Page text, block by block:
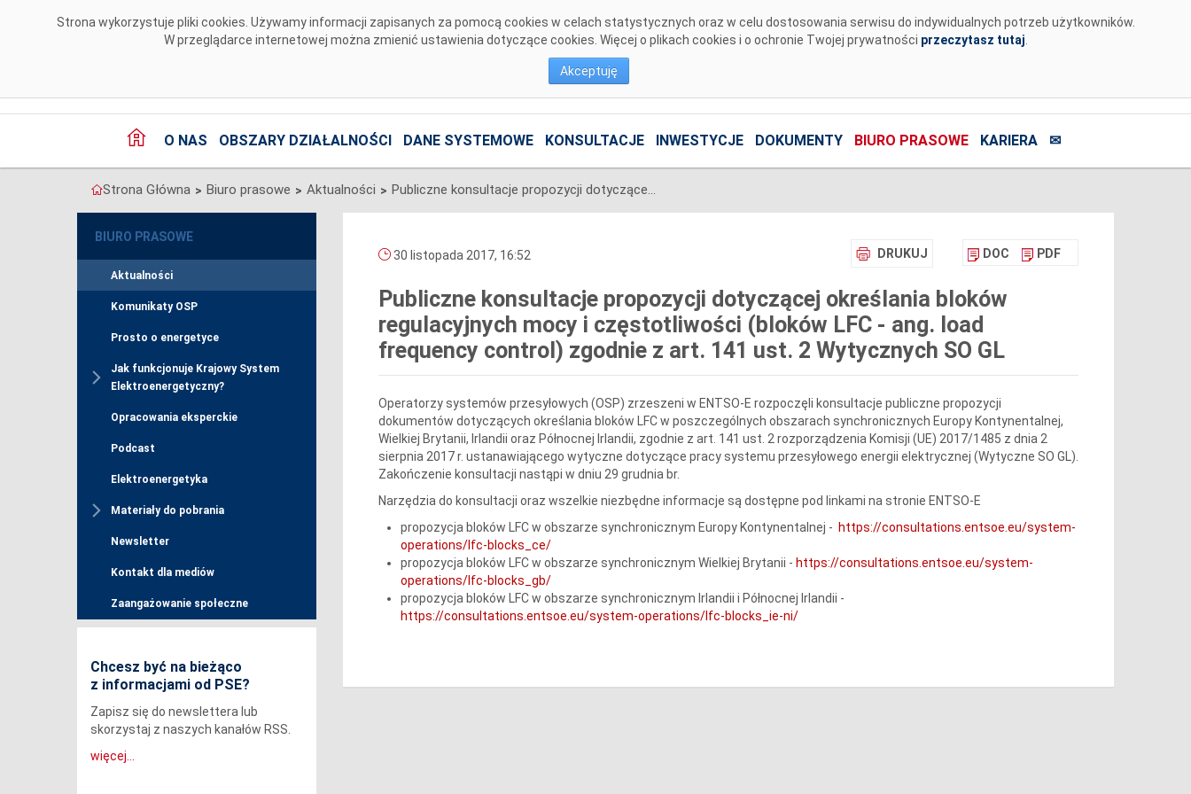
Strona wykorzystuje pliki cookies. Używamy informacji zapisanych za pomocą cookies w celach statystycznych oraz w celu dostosowania serwisu do indywidualnych potrzeb użytkowników.
W przeglądarce internetowej można zmienić ustawienia dotyczące cookies. Więcej o plikach cookies i o ochronie Twojej prywatności przeczytasz tutaj
Akceptuję
O NAS OBSZARY DZIAŁALNOŚCI DANE SYSTEMOWE KONSULTACJE INWESTYCJE DOKUMENTY BIURO PRASOWE KARIERA ✉
Strona Główna > Biuro prasowe > Aktualności > Publiczne konsultacje propozycji dotyczącej określania bloków regulacyjnych mocy i częstotliwości (bloków LFC - ang. load frequency control) zgodnie z art. 141 ust. 2 Wytycznych SO GL
BIURO PRASOWE
Aktualności
Komunikaty OSP
Prosto o energetyce
Jak funkcjonuje Krajowy System
Elektroenergetyczny?
Opracowania eksperckie
Podcast
Elektroenergetyka
Materiały do pobrania
Newsletter
Kontakt dla mediów
Zaangażowanie społeczne
Chcesz być na bieżąco
z informacjami od PSE?
Zapisz się do newslettera lub
skorzystaj z naszych kanałów RSS.
więcej...
DRUKUJ DOC PDF
30 listopada 2017, 16:52
Publiczne konsultacje propozycji dotyczącej określania bloków
regulacyjnych mocy i częstotliwości (bloków LFC - ang. load
frequency control) zgodnie z art. 141 ust. 2 Wytycznych SO GL
Operatorzy systemów przesyłowych (OSP) zrzeszeni w ENTSO-E rozpoczęli konsultacje publiczne propozycji
dokumentów dotyczących określania bloków LFC w poszczególnych obszarach synchronicznych Europy Kontynentalnej,
Wielkiej Brytanii, Irlandii oraz Północnej Irlandii, zgodnie z art. 141 ust. 2 rozporządzenia Komisji (UE) 2017/1485 z dnia 2
sierpnia 2017 r. ustanawiającego wytyczne dotyczące pracy systemu przesyłowego energii elektrycznej (Wytyczne SO GL).
Zakończenie konsultacji nastąpi w dniu 29 grudnia br.
Narzędzia do konsultacji oraz wszelkie niezbędne informacje są dostępne pod linkami na stronie ENTSO-E
propozycja bloków LFC w obszarze synchronicznym Europy Kontynentalnej - https://consultations.entsoe.eu/system-
operations/lfc-blocks_ce/
propozycja bloków LFC w obszarze synchronicznym Wielkiej Brytanii - https://consultations.entsoe.eu/system-
operations/lfc-blocks_gb/
propozycja bloków LFC w obszarze synchronicznym Irlandii i Północnej Irlandii -
https://consultations.entsoe.eu/system-operations/lfc-blocks_ie-ni/